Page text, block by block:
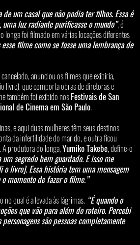
um casal que não podia ter filhos. Essa é
luz radiante purificasse o mundo”, é
longa foi filmado em várias locações diferentes
esse filme como se fosse uma lembrança de
anunciou os filmes que exibiria,
livre), que comporta obras de diretoras e
também foi exibido nos Festivais de San
de Cinema em São Paulo.
e aqui duas mulheres têm seus destinos
da infertilidade do marido, e outra ficou
A produtora do longa, Yumiko Takebe, define-o
um segredo bem guardado. E isso me
livro]. Essa história tem uma mensagem
momento de fazer o filme.”
qual é a levada às lágrimas. “É quando o
que vão para além do roteiro. Percebi
são pessoas completamente